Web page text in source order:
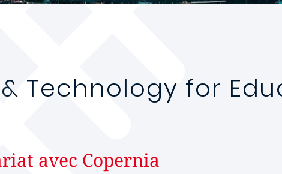
Technology for
avec Copernia